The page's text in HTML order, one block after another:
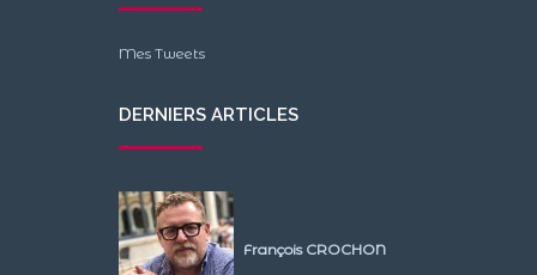
Mes Tweets
DERNIERS ARTICLES
François CROCHON